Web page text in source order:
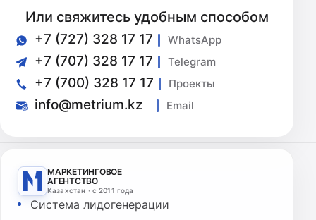
Или свяжитесь удобным способом
+7 (727) 328 17 17 WhatsApp
+7 (707) 328 17 17 Telegram
+7 (700) 328 17 17 Проекты
info@metrium.kz Email
МАРКЕТИНГОВОЕ
АГЕНТСТВО
Казахстан · с 2011 года
Система лидогенерации